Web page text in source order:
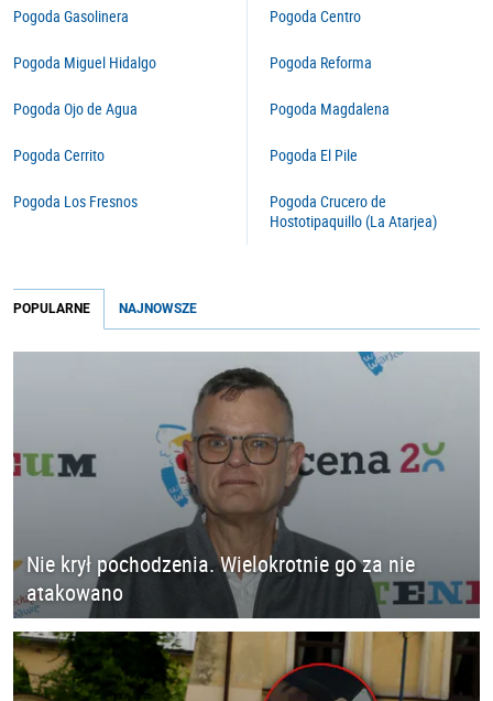
Pogoda Gasolinera
Pogoda Miguel Hidalgo
Pogoda Ojo de Agua
Pogoda Cerrito
Pogoda Los Fresnos
Pogoda Centro
Pogoda Reforma
Pogoda Magdalena
Pogoda El Pile
Pogoda Crucero de
Hostotipaquillo (La Atarjea)
POPULARNE NAJNOWSZE
Nie krył pochodzenia. Wielokrotnie go za nie
atakowano